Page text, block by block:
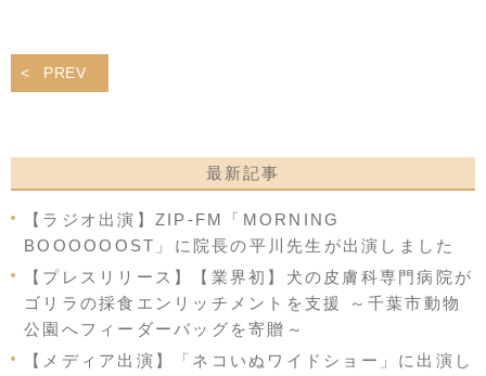
PREV
最新記事
【ラジオ出演】ZIP-FM「MORNING
BOOOOOOST」に院長の平川先生が出演しました
【プレスリリース】【業界初】犬の皮膚科専門病院が
ゴリラの採食エンリッチメントを支援 ～千葉市動物
公園へフィーダーバッグを寄贈～
【メディア出演】「ネコいぬワイドショー」に出演し